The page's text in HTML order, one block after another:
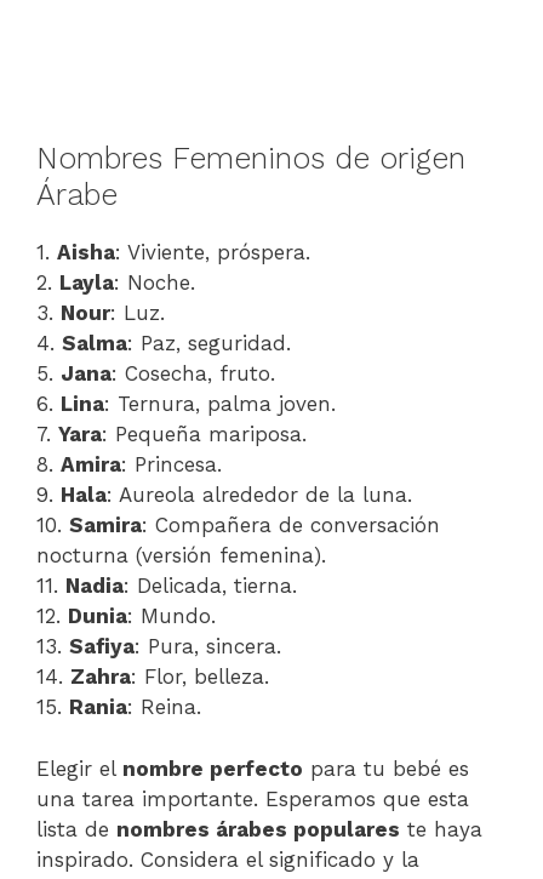
Nombres Femeninos de origen
Árabe
1. Aisha: Viviente, próspera.
2. Layla: Noche.
3. Nour: Luz.
4. Salma: Paz, seguridad.
5. Jana: Cosecha, fruto.
6. Lina: Ternura, palma joven.
7. Yara: Pequeña mariposa.
8. Amira: Princesa.
9. Hala: Aureola alrededor de la luna.
10. Samira: Compañera de conversación
nocturna (versión femenina).
11. Nadia: Delicada, tierna.
12. Dunia: Mundo.
13. Safiya: Pura, sincera.
14. Zahra: Flor, belleza.
15. Rania: Reina.
Elegir el nombre perfecto para tu bebé es
una tarea importante. Esperamos que esta
lista de nombres árabes populares te haya
inspirado. Considera el significado y la